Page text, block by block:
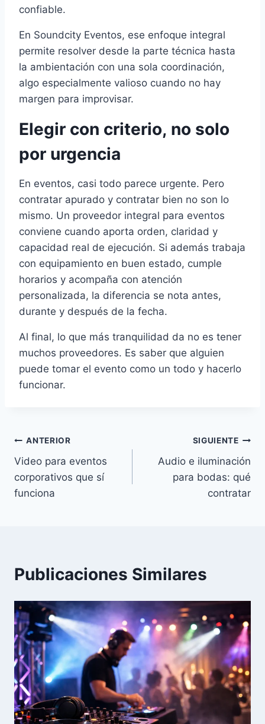
confiable.
En Soundcity Eventos, ese enfoque integral
permite resolver desde la parte técnica hasta
la ambientación con una sola coordinación,
algo especialmente valioso cuando no hay
margen para improvisar.
Elegir con criterio, no solo
por urgencia
En eventos, casi todo parece urgente. Pero
contratar apurado y contratar bien no son lo
mismo. Un proveedor integral para eventos
conviene cuando aporta orden, claridad y
capacidad real de ejecución. Si además trabaja
con equipamiento en buen estado, cumple
horarios y acompaña con atención
personalizada, la diferencia se nota antes,
durante y después de la fecha.
Al final, lo que más tranquilidad da no es tener
muchos proveedores. Es saber que alguien
puede tomar el evento como un todo y hacerlo
funcionar.
Navegación
de
entradas
ANTERIOR
Video para eventos
corporativos que sí
funciona
SIGUIENTE
Audio e iluminación
para bodas: qué
contratar
Publicaciones Similares